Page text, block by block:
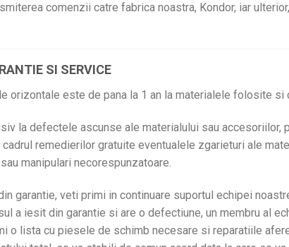
comenzii catre fabrica noastra, Kondor, iar
SI SERVICE
orizontale este de pana la 1 an la materialele folosite si
la defectele ascunse ale materialului sau accesoriilor,
remedierilor gratuite eventualele zgarieturi ale
manipulari necorespunzatoare.
garantie, veti primi in continuare suportul echipei
a iesit din garantie si are o defectiune, un membru al
o lista cu piesele de schimb necesare si reparatiile